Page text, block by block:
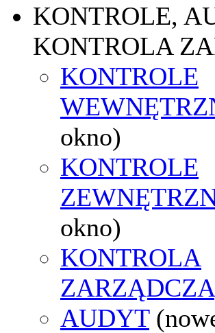
KONTROLE,
KONTROLA
KONTROLE
okno)
KONTROLE
okno)
KONTROLA
ZARZĄDCZA
AUDYT